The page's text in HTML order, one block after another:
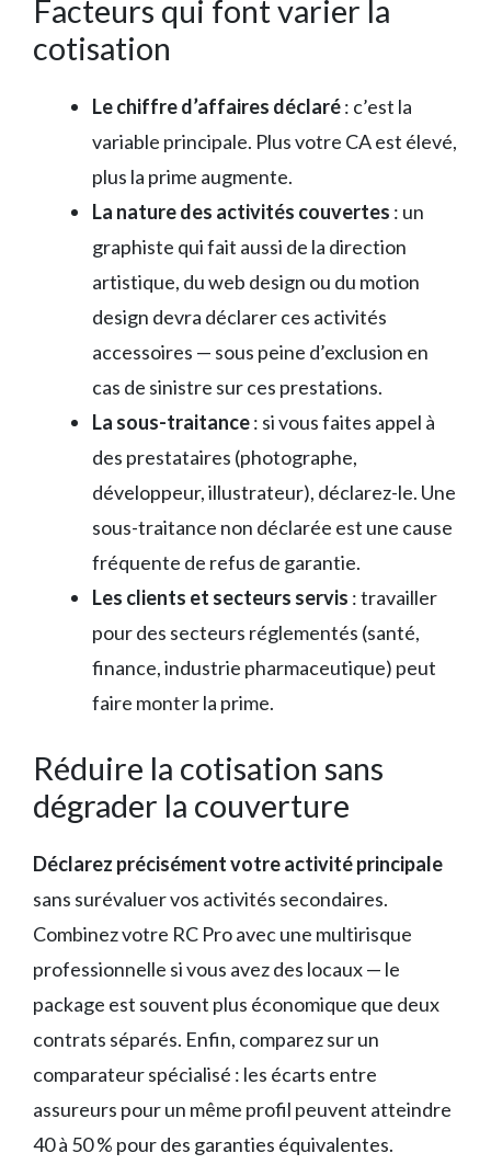
Facteurs qui font varier la
cotisation
Le chiffre d’affaires déclaré: c’est la
variable principale. Plus votre CA est élevé,
plus la prime augmente.
La nature des activités couvertes : un
graphiste qui fait aussi de la direction
artistique, du web design ou du motion
design devra déclarer ces activités
accessoires — sous peine d’exclusion en
cas de sinistre sur ces prestations.
La sous-traitance: si vous faites appel à
des prestataires (photographe,
développeur, illustrateur), déclarez-le. Une
sous-traitance non déclarée est une cause
fréquente de refus de garantie.
Les clients et secteurs servis : travailler
pour des secteurs réglementés (santé,
finance, industrie pharmaceutique) peut
faire monter la prime.
Réduire la cotisation sans
dégrader la couverture
Déclarez précisément votre activité principale
sans surévaluer vos activités secondaires.
Combinez votre RC Pro avec une multirisque
professionnelle si vous avez des locaux — le
package est souvent plus économique que deux
contrats séparés. Enfin, comparez sur un
comparateur spécialisé : les écarts entre
assureurs pour un même profil peuvent atteindre
40 à 50 % pour des garanties équivalentes.